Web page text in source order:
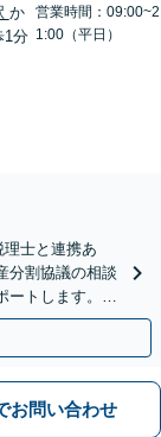
か
1分
営業時間：09:00~2
1:00（平日）
理士と連携あ
分割協議の相談
トします。感
お問い合わせ